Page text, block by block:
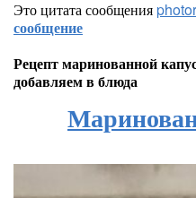
Это цитата сообщения
сообщение
Рецепт маринованной
добавляем в блюда